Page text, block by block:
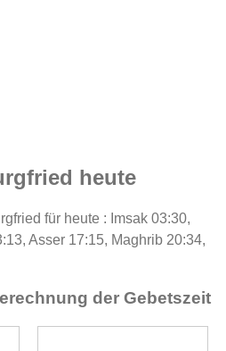
heute
für heute : Imsak 03:30,
Asser 17:15, Maghrib 20:34,
der Gebetszeit